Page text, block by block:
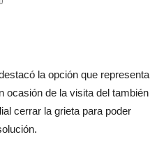
la opción que representa
ocasión de la visita del también
cerrar la grieta para poder